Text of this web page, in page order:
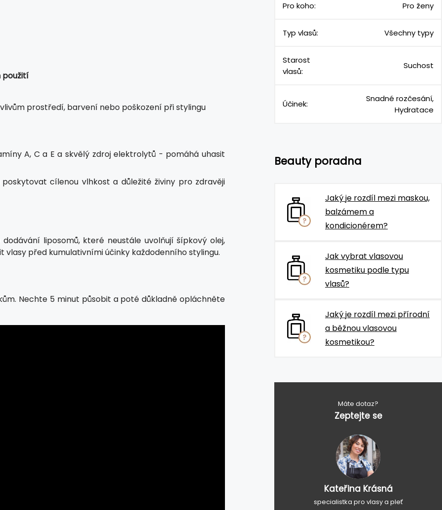
použití
prostředí, barvení nebo poškození při stylingu
A, C a E a skvělý zdroj elektrolytů - pomáhá uhasit
cílenou vlhkost a důležité živiny pro zdravěji
liposomů, které neustále uvolňují šípkový olej,
před kumulativními účinky každodenního stylingu.
Nechte 5 minut působit a poté důkladně opláchněte
Pro koho: Pro ženy
Typ vlasů: Všechny typy
Starost
vlasů:
Suchost
Účinek:
Snadné rozčesání,
Hydratace
Beauty poradna
Jaký je rozdíl mezi maskou,
balzámem a
kondicionérem?
Jak vybrat vlasovou
kosmetiku podle typu
vlasů?
Jaký je rozdíl mezi přírodní
a běžnou vlasovou
kosmetikou?
Máte dotaz?
Zeptejte se
Kateřina Krásná
specialistka pro vlasy a pleť